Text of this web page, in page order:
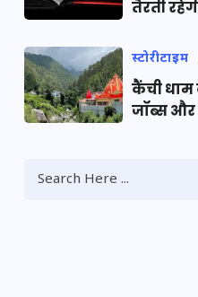
तैरती
स्टोरीटाइम
कैंची धाम
जॉब्स